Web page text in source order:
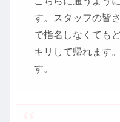
す。スタッフの皆
で指名しなくても
キリして帰れます
す。